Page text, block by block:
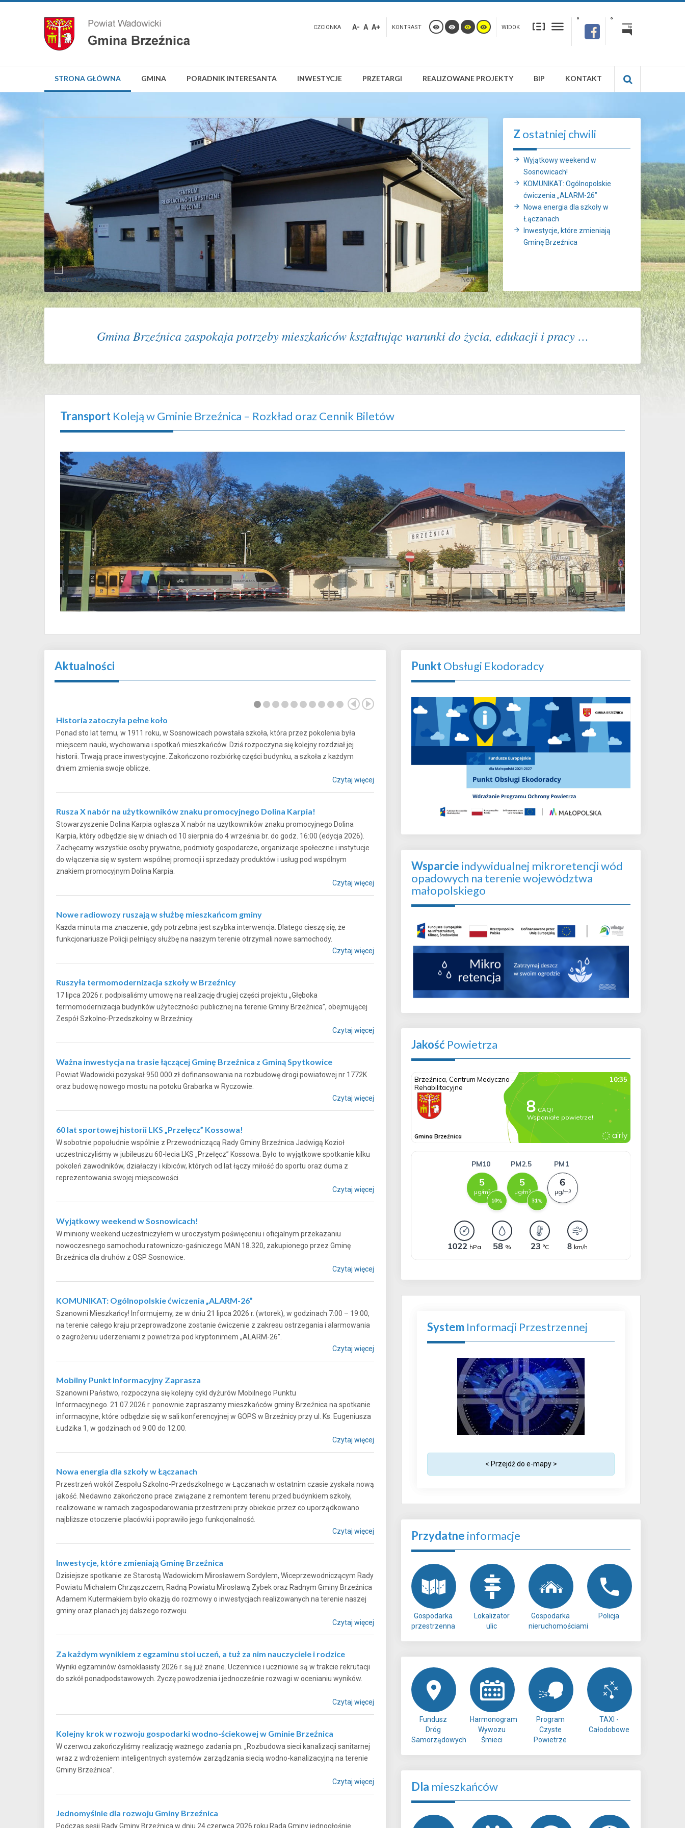
CZCIONKA A- A A+ KONTRAST WIDOK
STRONA GŁÓWNA GMINA PORADNIK INTERESANTA INWESTYCJE PRZETARGI REALIZOWANE PROJEKTY BIP KONTAKT
Z ostatniej chwili
Wyjątkowy weekend w
Sosnowicach!
KOMUNIKAT: Ogólnopolskie
ćwiczenia „ALARM-26”
Nowa energia dla szkoły w
Łączanach
Inwestycje, które zmieniają
Gminę Brzeźnica
Gmina Brzeźnica zaspokaja potrzeby mieszkańców kształtując warunki do życia, edukacji i pracy …
Transport Koleją w Gminie Brzeźnica – Rozkład oraz Cennik Biletów
Aktualności
Historia zatoczyła pełne koło
Ponad sto lat temu, w 1911 roku, w Sosnowicach powstała szkoła, która przez pokolenia była
miejscem nauki, wychowania i spotkań mieszkańców. Dziś rozpoczyna się kolejny rozdział jej
historii. Trwają prace inwestycyjne. Zakończono rozbiórkę części budynku, a szkoła z każdym
dniem zmienia swoje oblicze.
Czytaj więcej
Rusza X nabór na użytkowników znaku promocyjnego Dolina Karpia!
Stowarzyszenie Dolina Karpia ogłasza X nabór na użytkowników znaku promocyjnego Dolina
Karpia, który odbędzie się w dniach od 10 sierpnia do 4 września br. do godz. 16:00 (edycja 2026).
Zachęcamy wszystkie osoby prywatne, podmioty gospodarcze, organizacje społeczne i instytucje
do włączenia się w system wspólnej promocji i sprzedaży produktów i usług pod wspólnym
znakiem promocyjnym Dolina Karpia.
Czytaj więcej
Nowe radiowozy ruszają w służbę mieszkańcom gminy
Każda minuta ma znaczenie, gdy potrzebna jest szybka interwencja. Dlatego cieszę się, że
funkcjonariusze Policji pełniący służbę na naszym terenie otrzymali nowe samochody.
Czytaj więcej
Ruszyła termomodernizacja szkoły w Brzeźnicy
17 lipca 2026 r. podpisaliśmy umowę na realizację drugiej części projektu „Głęboka
termomodernizacja budynków użyteczności publicznej na terenie Gminy Brzeźnica”, obejmującej
Zespół Szkolno-Przedszkolny w Brzeźnicy.
Czytaj więcej
Ważna inwestycja na trasie łączącej Gminę Brzeźnica z Gminą Spytkowice
Powiat Wadowicki pozyskał 950 000 zł dofinansowania na rozbudowę drogi powiatowej nr 1772K
oraz budowę nowego mostu na potoku Grabarka w Ryczowie.
Czytaj więcej
60 lat sportowej historii LKS „Przełęcz” Kossowa!
W sobotnie popołudnie wspólnie z Przewodniczącą Rady Gminy Brzeźnica Jadwigą Kozioł
uczestniczyliśmy w jubileuszu 60-lecia LKS „Przełęcz” Kossowa. Było to wyjątkowe spotkanie kilku
pokoleń zawodników, działaczy i kibiców, których od lat łączy miłość do sportu oraz duma z
reprezentowania swojej miejscowości.
Czytaj więcej
Wyjątkowy weekend w Sosnowicach!
W miniony weekend uczestniczyłem w uroczystym poświęceniu i oficjalnym przekazaniu
nowoczesnego samochodu ratowniczo-gaśniczego MAN 18.320, zakupionego przez Gminę
Brzeźnica dla druhów z OSP Sosnowice.
Czytaj więcej
KOMUNIKAT: Ogólnopolskie ćwiczenia „ALARM-26”
Szanowni Mieszkańcy! Informujemy, że w dniu 21 lipca 2026 r. (wtorek), w godzinach 7:00 – 19:00,
na terenie całego kraju przeprowadzone zostanie ćwiczenie z zakresu ostrzegania i alarmowania
o zagrożeniu uderzeniami z powietrza pod kryptonimem „ALARM-26”.
Czytaj więcej
Mobilny Punkt Informacyjny Zaprasza
Szanowni Państwo, rozpoczyna się kolejny cykl dyżurów Mobilnego Punktu
Informacyjnego. 21.07.2026 r. ponownie zapraszamy mieszkańców gminy Brzeźnica na spotkanie
informacyjne, które odbędzie się w sali konferencyjnej w GOPS w Brzeźnicy przy ul. Ks. Eugeniusza
Łudzika 1, w godzinach od 9.00 do 12.00.
Czytaj więcej
Nowa energia dla szkoły w Łączanach
Przestrzeń wokół Zespołu Szkolno-Przedszkolnego w Łączanach w ostatnim czasie zyskała nową
jakość. Niedawno zakończono prace związane z remontem terenu przed budynkiem szkoły,
realizowane w ramach zagospodarowania przestrzeni przy obiekcie przez co uporządkowano
najbliższe otoczenie placówki i poprawiło jego funkcjonalność.
Czytaj więcej
Inwestycje, które zmieniają Gminę Brzeźnica
Dzisiejsze spotkanie ze Starostą Wadowickim Mirosławem Sordylem, Wiceprzewodniczącym Rady
Powiatu Michałem Chrząszczem, Radną Powiatu Mirosławą Zybek oraz Radnym Gminy Brzeźnica
Adamem Kutermakiem było okazją do rozmowy o inwestycjach realizowanych na terenie naszej
gminy oraz planach jej dalszego rozwoju.
Czytaj więcej
Za każdym wynikiem z egzaminu stoi uczeń, a tuż za nim nauczyciele i rodzice
Wyniki egzaminów ósmoklasisty 2026 r. są już znane. Uczennice i uczniowie są w trakcie rekrutacji
do szkół ponadpodstawowych. Życzę powodzenia i jednocześnie rozwagi w ocenianiu wyników.
Czytaj więcej
Kolejny krok w rozwoju gospodarki wodno-ściekowej w Gminie Brzeźnica
W czerwcu zakończyliśmy realizację ważnego zadania pn. „Rozbudowa sieci kanalizacji sanitarnej
wraz z wdrożeniem inteligentnych systemów zarządzania siecią wodno-kanalizacyjną na terenie
Gminy Brzeźnica”.
Czytaj więcej
Jednomyślnie dla rozwoju Gminy Brzeźnica
Podczas sesji Rady Gminy Brzeźnica w dniu 24 czerwca 2026 roku Rada Gminy jednogłośnie
PunktObsługi Ekodoradcy
Wsparcie indywidualnej mikroretencji wód
opadowych na terenie województwa
małopolskiego
Jakość Powietrza
System Informacji Przestrzennej
< Przejdź do e-mapy >
Przydatne informacje
Gospodarka
przestrzenna
Lokalizator
ulic
Gospodarka
nieruchomościami
Policja
Fundusz
Dróg
Samorządowych
Harmonogram
Wywozu
Śmieci
Program
Czyste
Powietrze
TAXI -
Całodobowe
Dla mieszkańców